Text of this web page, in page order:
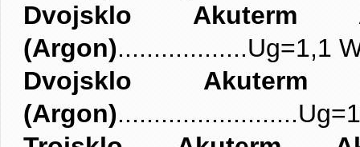
Dvojsklo Akuterm
(Argon)..................Ug=1,1
Dvojsklo
(Argon)